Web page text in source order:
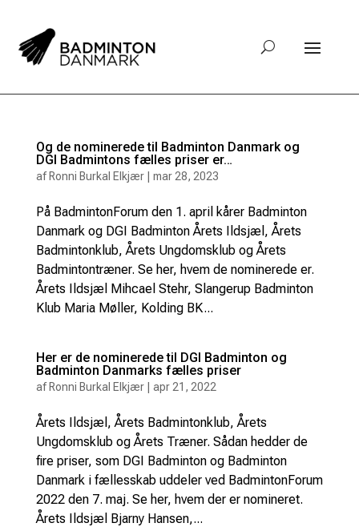
Og de nominerede til Badminton Danmark og
DGI Badmintons fælles priser er…
af Ronni Burkal Elkjær| mar 28, 2023
På BadmintonForum den 1. april kårer Badminton
Danmark og DGI Badminton Årets Ildsjæl, Årets
Badmintonklub, Årets Ungdomsklub og Årets
Badmintontræner. Se her, hvem de nominerede er.
Årets Ildsjæl Mihcael Stehr, Slangerup Badminton
Klub Maria Møller, Kolding BK...
Her er de nominerede til DGI Badminton og
Badminton Danmarks fælles priser
af Ronni Burkal Elkjær| apr 21, 2022
Årets Ildsjæl, Årets Badmintonklub, Årets
Ungdomsklub og Årets Træner. Sådan hedder de
fire priser, som DGI Badminton og Badminton
Danmark i fællesskab uddeler ved BadmintonForum
2022 den 7. maj. Se her, hvem der er nomineret.
Årets Ildsjæl Bjarny Hansen,...